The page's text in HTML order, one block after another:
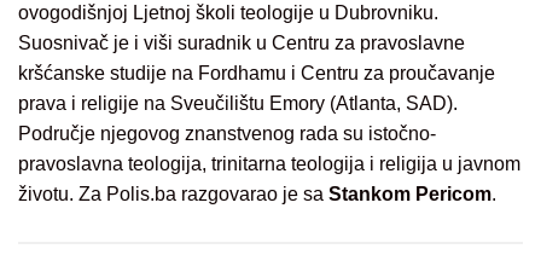
ovogodišnjoj Ljetnoj školi teologije u Dubrovniku.
Suosnivač je i viši suradnik u Centru za pravoslavne
kršćanske studije na Fordhamu i Centru za proučavanje
prava i religije na Sveučilištu Emory (Atlanta, SAD).
Područje njegovog znanstvenog rada su istočno-
pravoslavna teologija, trinitarna teologija i religija u javnom
životu. Za Polis.ba razgovarao je sa Stankom Pericom.